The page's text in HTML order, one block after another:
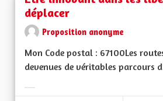
déplacer
Proposition anonyme
Mon Code postal : 67100Les
devenues de véritables parcours